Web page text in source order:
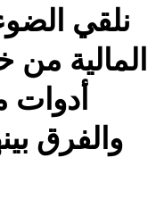
نلقي
المالية
أدوات
والفرق